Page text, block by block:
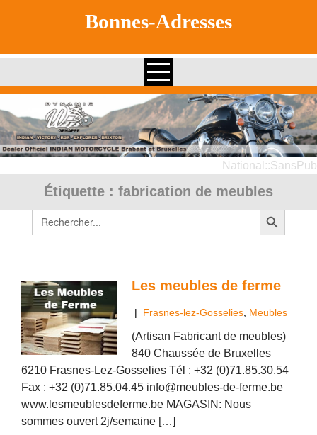
Bonnes-Adresses
National::SansPub
Étiquette : fabrication de meubles
Search
for:
Search Button
Les meubles de ferme
| Frasnes-lez-Gosselies, Meubles
(Artisan Fabricant de meubles)
840 Chaussée de Bruxelles
6210 Frasnes-Lez-Gosselies Tél : +32 (0)71.85.30.54
Fax : +32 (0)71.85.04.45 info@meubles-de-ferme.be
www.lesmeublesdeferme.be MAGASIN: Nous
sommes ouvert 2j/semaine […]